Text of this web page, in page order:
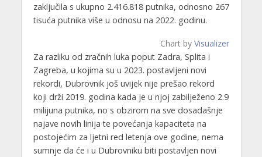
zaključila s ukupno 2.416.818 putnika, odnosno 267
tisuća putnika više u odnosu na 2022. godinu.
Chart by Visualizer
Za razliku od zračnih luka poput Zadra, Splita i
Zagreba, u kojima su u 2023. postavljeni novi
rekordi, Dubrovnik još uvijek nije prešao rekord
koji drži 2019. godina kada je u njoj zabilježeno 2.9
milijuna putnika, no s obzirom na sve dosadašnje
najave novih linija te povećanja kapaciteta na
postojećim za ljetni red letenja ove godine, nema
sumnje da će i u Dubrovniku biti postavljen novi